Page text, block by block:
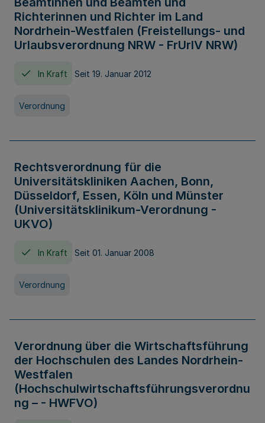
Richterinnen und Richter im Land
Nordrhein-Westfalen (Freistellungs- und
Urlaubsverordnung NRW - FrUrlV NRW)
In Kraft Seit 19. Januar 2012
Verordnung
Rechtsverordnung für die
Universitätskliniken Aachen, Bonn,
Düsseldorf, Essen, Köln und Münster
(Universitätsklinikum-Verordnung -
UKVO)
In Kraft Seit 01. Januar 2008
Verordnung
Verordnung über die Wirtschaftsführung
der Hochschulen des Landes Nordrhein-
Westfalen
(Hochschulwirtschaftsführungsverordnu
ng – - HWFVO)